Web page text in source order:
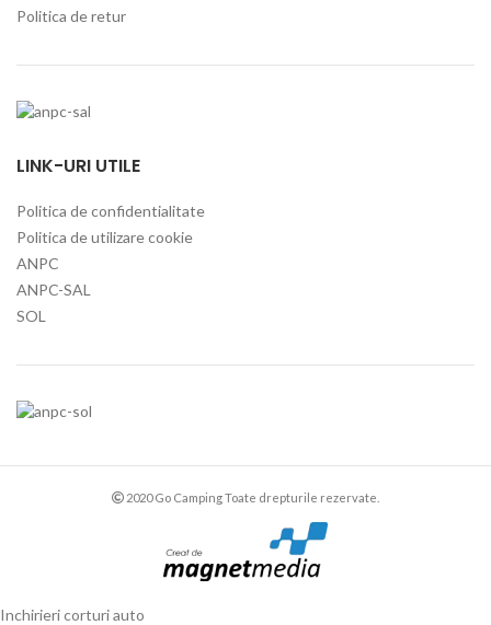
Politica de retur
LINK-URI UTILE
Politica de confidentialitate
Politica de utilizare cookie
ANPC
ANPC-SAL
SOL
2020 Go Camping Toate drepturile rezervate.
Inchirieri corturi auto